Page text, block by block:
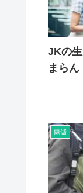
JKの
まら
嫌儲